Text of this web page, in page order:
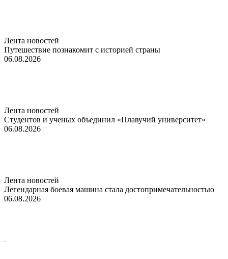
Лента новостей
Путешествие познакомит с историей страны
06.08.2026
Лента новостей
Студентов и ученых объединил «Плавучий университет»
06.08.2026
Лента новостей
Легендарная боевая машина стала достопримечательностью
06.08.2026